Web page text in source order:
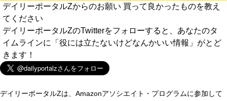
デイリーポータルZからのお願い 買って良かったものを教え
てください
デイリーポータルZのTwitterをフォローすると、あなたのタ
イムラインに「役には立たないけどなんかいい情報」がとど
きます！
デイリーポータルZは、Amazonアソシエイト・プログラムに参加して